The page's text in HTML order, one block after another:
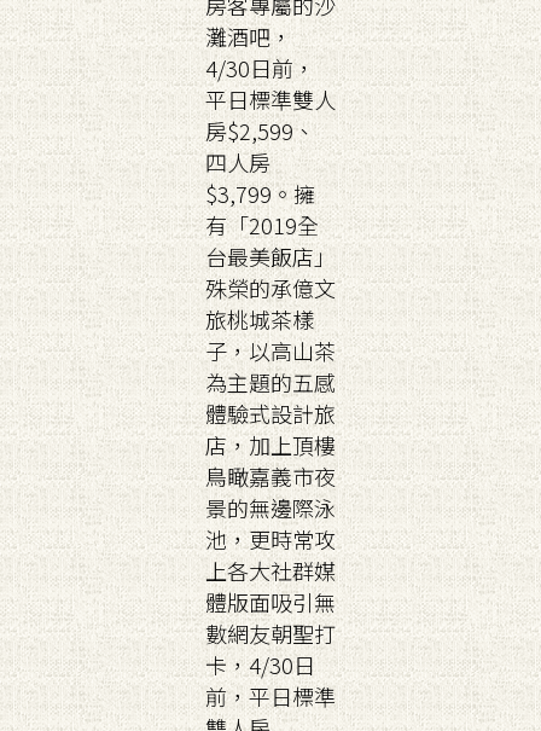
灘酒吧，
4/30日前，
平日標準雙人
房$2,599、
四人房
$3,799。擁
有「2019全
台最美飯店」
殊榮的承億文
旅桃城茶樣
子，以高山茶
為主題的五感
體驗式設計旅
店，加上頂樓
鳥瞰嘉義市夜
景的無邊際泳
池，更時常攻
上各大社群媒
體版面吸引無
數網友朝聖打
卡，4/30日
前，平日標準